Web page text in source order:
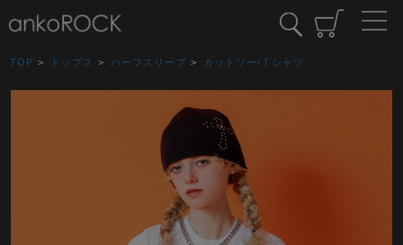
TOP > トップス > ハーフスリーブ > カットソー/Ｔシャツ